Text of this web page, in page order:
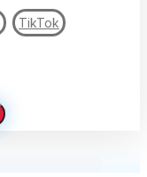
TikTok